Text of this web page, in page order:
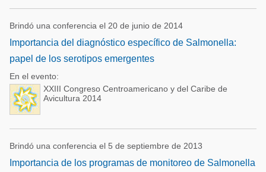
Brindó una conferencia el 20 de junio de 2014
Importancia del diagnóstico específico de Salmonella:
papel de los serotipos emergentes
En el evento:
XXIII Congreso Centroamericano y del Caribe de
Avicultura 2014
Brindó una conferencia el 5 de septiembre de 2013
Importancia de los programas de monitoreo de Salmonella